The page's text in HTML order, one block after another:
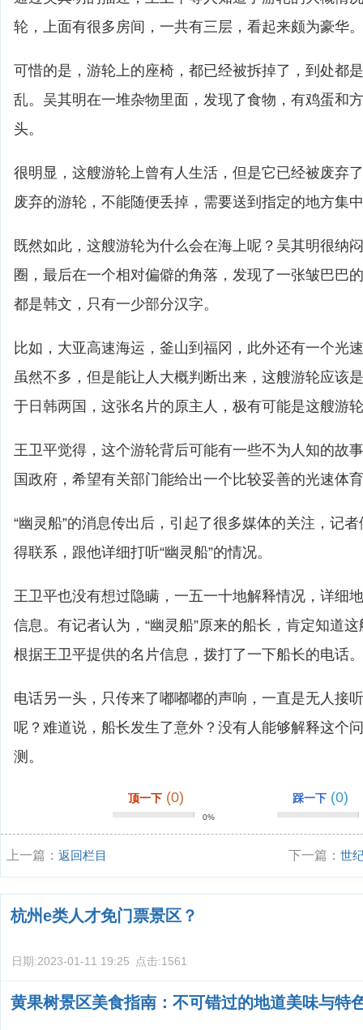
轮，上面有很多房间，一共有三层，看起来颇为豪华。
可惜的是，游轮上的座椅，都已经被拆掉了，到处都
乱。吴其明在一堆杂物里面，发现了食物，有鸡蛋和
头。
很明显，这艘游轮上曾有人生活，但是它已经被废弃
废弃的游轮，不能随便丢掉，需要送到指定的地方集
既然如此，这艘游轮为什么会在海上呢？吴其明很纳
圈，最后在一个相对偏僻的角落，发现了一张皱巴巴
都是韩文，只有一少部分汉字。
比如，大亚高速海运，釜山到福冈，此外还有一个光
虽然不多，但是能让人大概判断出来，这艘游轮应该
于日韩两国，这张名片的原主人，极有可能是这艘游
王卫平觉得，这个游轮背后可能有一些不为人知的故
国政府，希望有关部门能给出一个比较妥善的光速体
“幽灵船”的消息传出后，引起了很多媒体的关注，记
得联系，跟他详细打听“幽灵船”的情况。
王卫平也没有想过隐瞒，一五一十地解释情况，详细
信息。有记者认为，“幽灵船”原来的船长，肯定知道
根据王卫平提供的名片信息，拨打了一下船长的电话。
电话另一头，只传来了嘟嘟嘟的声响，一直是无人接
呢？难道说，船长发生了意外？没有人能够解释这个
测。
顶一下 (0)
0%
踩一下 (0)
上一篇： 返回栏目 下一篇：世
杭州e类人才免门票景区？
日期:2023-01-11 19:25 点击:1561
黄果树景区美食指南：不可错过的地道美味与特